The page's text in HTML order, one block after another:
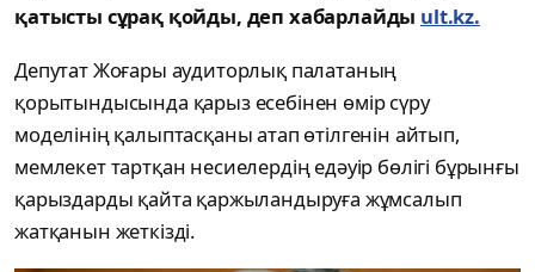
қатысты сұрақ қойды, деп хабарлайды ult.kz.
Депутат Жоғары аудиторлық палатаның
қорытындысында қарыз есебінен өмір сүру
моделінің қалыптасқаны атап өтілгенін айтып,
мемлекет тартқан несиелердің едәуір бөлігі бұрынғы
қарыздарды қайта қаржыландыруға жұмсалып
жатқанын жеткізді.